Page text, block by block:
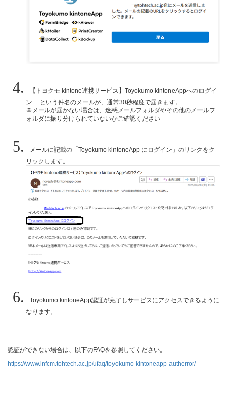
【トヨクモ kintone連携サービス】Toyokumo kintoneAppへのログイ
ン という件名のメールが、通常30秒程度で届きます。
※メールが届かない場合は、迷惑メールフォルダやその他のメールフ
ォルダに振り分けられていないかご確認ください
メールに記載の「Toyokumo kintoneApp にログイン」のリンクをク
リックします。
Toyokumo kintoneApp認証が完了しサービスにアクセスできるように
なります。
認証ができない場合は、以下のFAQを参照してください。
https://www.infcm.tohtech.ac.jp/ufaq/toyokumo-kintoneapp-autherror/